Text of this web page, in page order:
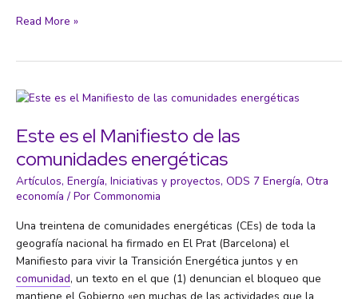
Manual
oligopolio
(y
construir
un
modelo
más
Read More »
Este es el Manifiesto de las
comunidades energéticas
Artículos, Energía, Iniciativas y proyectos, ODS 7 Energía, Otra
economía / Por Commonomia
Una treintena de comunidades energéticas (CEs) de toda la
geografía nacional ha firmado en El Prat (Barcelona) el
Manifiesto para vivir la Transición Energética juntos y en
comunidad, un texto en el que (1) denuncian el bloqueo que